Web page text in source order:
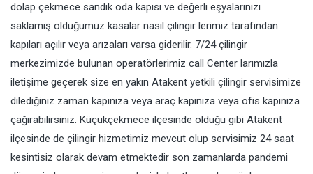
dolap çekmece sandık oda kapısı ve değerli eşyalarınızı
saklamış olduğumuz kasalar nasıl çilingir lerimiz tarafından
kapıları açılır veya arızaları varsa giderilir. 7/24 çilingir
merkezimizde bulunan operatörlerimiz call Center larımızla
iletişime geçerek size en yakın Atakent yetkili çilingir servisimize
dilediğiniz zaman kapınıza veya araç kapınıza veya ofis kapınıza
çağırabilirsiniz. Küçükçekmece ilçesinde olduğu gibi Atakent
ilçesinde de çilingir hizmetimiz mevcut olup servisimiz 24 saat
kesintisiz olarak devam etmektedir son zamanlarda pandemi